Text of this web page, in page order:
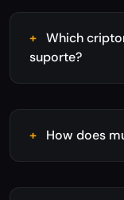
Which
suporte?
How does